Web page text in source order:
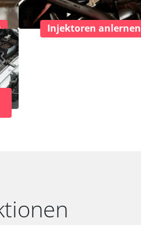
Injektoren anlernen